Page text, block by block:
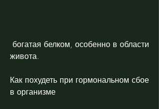
живота.
Как похудеть при гормональном сбое
в организме